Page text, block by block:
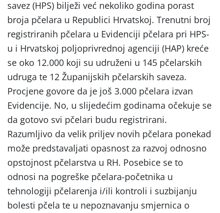
savez (HPS) bilježi već nekoliko godina porast
broja pčelara u Republici Hrvatskoj. Trenutni broj
registriranih pčelara u Evidenciji pčelara pri HPS-
u i Hrvatskoj poljoprivrednoj agenciji (HAP) kreće
se oko 12.000 koji su udruženi u 145 pčelarskih
udruga te 12 Županijskih pčelarskih saveza.
Procjene govore da je još 3.000 pčelara izvan
Evidencije. No, u slijedećim godinama očekuje se
da gotovo svi pčelari budu registrirani.
Razumljivo da velik priljev novih pčelara ponekad
može predstavaljati opasnost za razvoj odnosno
opstojnost pčelarstva u RH. Posebice se to
odnosi na pogreške pčelara-početnika u
tehnologiji pčelarenja i/ili kontroli i suzbijanju
bolesti pčela te u nepoznavanju smjernica o